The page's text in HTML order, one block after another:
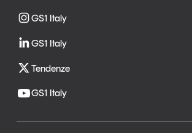
GS1 Italy
GS1 Italy
Tendenze
GS1 Italy